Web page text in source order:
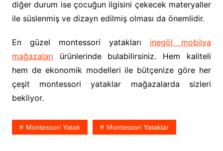
diğer durum ise çocuğun ilgisini çekecek materyaller
ile süslenmiş ve dizayn edilmiş olması da önemlidir.
En güzel montessori yatakları inegöl mobilya
mağazaları ürünlerinde bulabilirsiniz. Hem kaliteli
hem de ekonomik modelleri ile bütçenize göre her
çeşit montessori yataklar mağazalarda sizleri
bekliyor.
Montessori Yatak Montessori Yataklar